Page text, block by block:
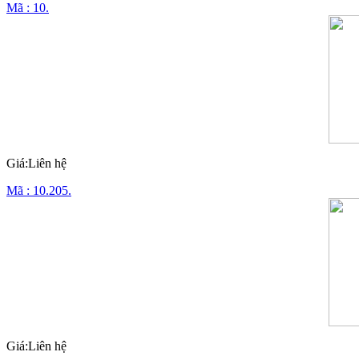
Mã : 10.
Giá:Liên hệ
Mã : 10.205.
Giá:Liên hệ